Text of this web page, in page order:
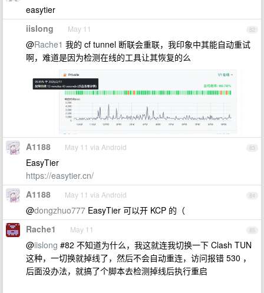
easytier
82
iislong May 11
@Rache1 我的 cf tunnel 断联会重联，我印象中其能自动重试
啊，难道是因为检测在线的工具让其恢复的么
83
A1188 May 11 via Android
EasyTier
https://easytier.cn/
84
A1188 May 11 via Android
@dongzhuo777 EasyTier 可以开 KCP 的（
85
Rache1 May 11
@iislong #82 不知道为什么，我这就连我切换一下 Clash TUN
这种，一切换就掉线了，然后不会自动重连，访问报错 530 ，
后面没办法，就搞了个脚本去检测掉线后执行重启